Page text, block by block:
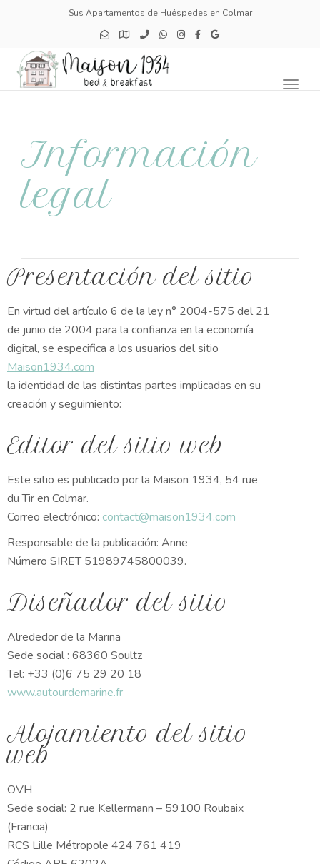
Sus Apartamentos de Huéspedes en Colmar
Información
legal
Presentación del sitio
En virtud del artículo 6 de la ley n° 2004-575 del 21
de junio de 2004 para la confianza en la economía
digital, se especifica a los usuarios del sitio
Maison1934.com
la identidad de las distintas partes implicadas en su
creación y seguimiento:
Editor del sitio web
Este sitio es publicado por la Maison 1934, 54 rue
du Tir en Colmar.
Correo electrónico: contact@maison1934.com
Responsable de la publicación: Anne
Número SIRET 51989745800039.
Diseñador del sitio
Alrededor de la Marina
Sede social : 68360 Soultz
Tel: +33 (0)6 75 29 20 18
www.autourdemarine.fr
Alojamiento del sitio
web
OVH
Sede social: 2 rue Kellermann – 59100 Roubaix
(Francia)
RCS Lille Métropole 424 761 419